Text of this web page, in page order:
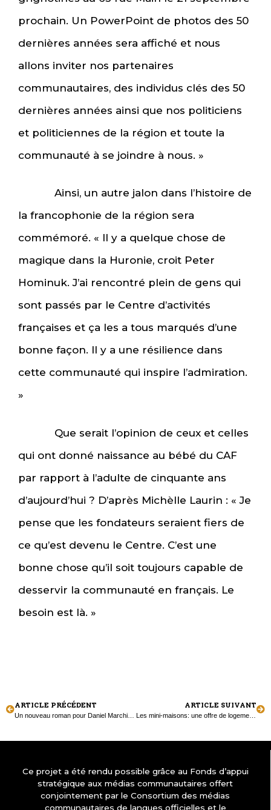
prochain. Un PowerPoint de photos des 50
dernières années sera affiché et nous
allons inviter nos partenaires
communautaires, des individus clés des 50
dernières années ainsi que nos politiciens
et politiciennes de la région et toute la
communauté à se joindre à nous. »
Ainsi, un autre jalon dans l’histoire de
la francophonie de la région sera
commémoré. « Il y a quelque chose de
magique dans la Huronie, croit Peter
Hominuk. J’ai rencontré plein de gens qui
sont passés par le Centre d’activités
françaises et ça les a tous marqués d’une
bonne façon. Il y a une résilience dans
cette communauté qui inspire l’admiration.
»
Que serait l’opinion de ceux et celles
qui ont donné naissance au bébé du CAF
par rapport à l’adulte de cinquante ans
d’aujourd’hui ? D’après Michèlle Laurin : « Je
pense que les fondateurs seraient fiers de
ce qu’est devenu le Centre. C’est une
bonne chose qu’il soit toujours capable de
desservir la communauté en français. Le
besoin est là. »
ARTICLE PRÉCÉDENT ARTICLE SUIVANT
Les mini-maisons: une offre de logement accessible?
Ce projet a été rendu possible grâce au Fonds d’appui
stratégique aux médias communautaires offert
conjointement par le Consortium des médias
communautaires de langues officielles et le